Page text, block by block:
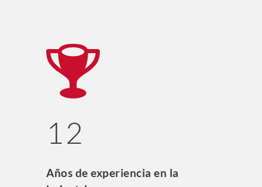
12
Años de experiencia en la